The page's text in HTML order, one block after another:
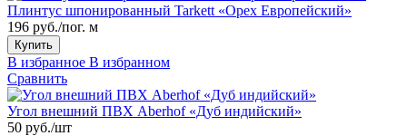
Плинтус шпонированный Tarkett «Орех Европейский»
196 руб./пог. м
Купить
В избранное В избранном
Сравнить
Угол внешний ПВХ Aberhof «Дуб индийский»
50 руб./шт